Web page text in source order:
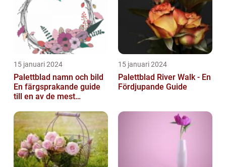
15 januari 2024
Palettblad namn och bild
En färgsprakande guide
till en av de mest
inomhusväxterna
15 januari 2024
Palettblad River Walk - En
Fördjupande Guide